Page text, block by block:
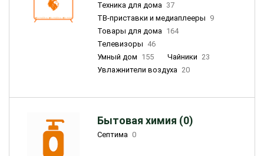
Техника для дома 37
ТВ-приставки и медиаплееры 9
Товары для дома 164
Телевизоры 46
Умный дом 155 Чайники 23
Увлажнители воздуха 20
Бытовая химия (0)
Септима 0